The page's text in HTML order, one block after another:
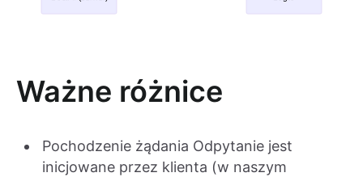
Ważne różnice
Pochodzenie żądania Odpytanie jest
inicjowane przez klienta (w naszym